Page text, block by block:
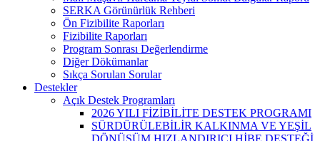
SERKA Görünürlük Rehberi
Ön Fizibilite Raporları
Fizibilite Raporları
Program Sonrası Değerlendirme
Diğer Dökümanlar
Sıkça Sorulan Sorular
Destekler
Açık Destek Programları
2026 YILI FİZİBİLİTE DESTEK PROGRAMI
SÜRDÜRÜLEBİLİR KALKINMA VE YEŞİL
DÖNÜŞÜM HIZLANDIRICI HİBE DESTEĞİ